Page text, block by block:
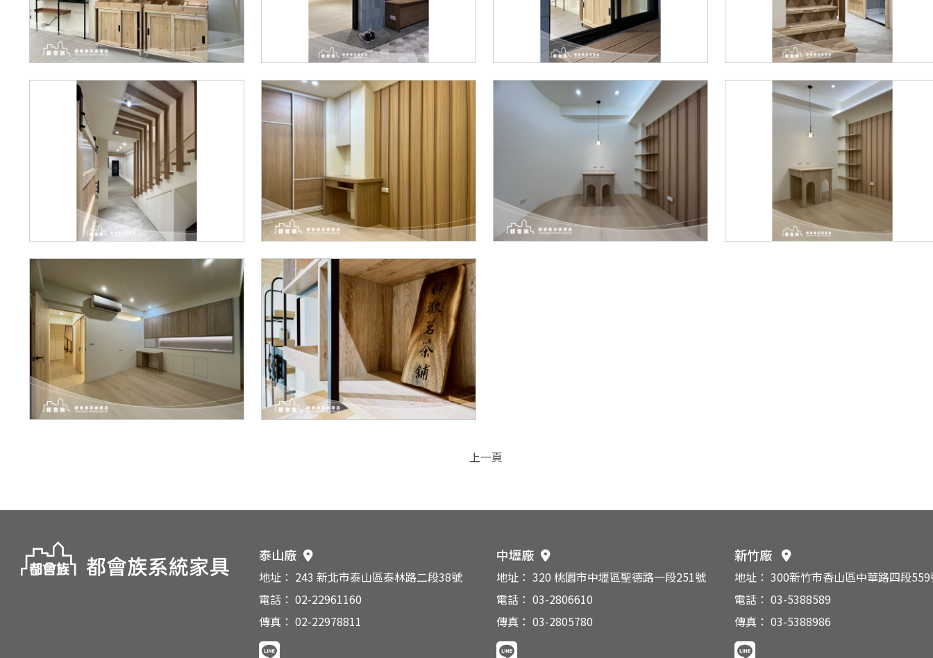
上一頁
泰山廠
地址： 243 新北市泰山區泰林路二段38號
電話： 02-22961160
傳真： 02-22978811
中壢廠
地址： 320 桃園市中壢區聖德路一段251號
電話： 03-2806610
傳真： 03-2805780
新竹廠
地址： 300新竹市香山區中華路四段559
電話： 03-5388589
傳真： 03-5388986